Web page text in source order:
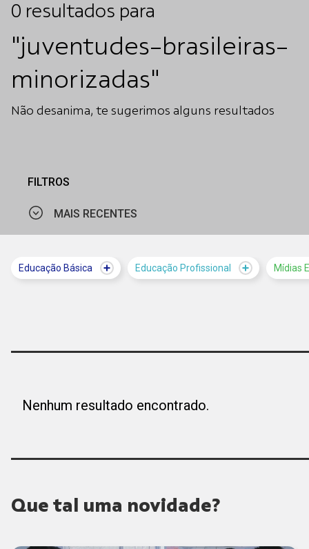
0 resultados para
"juventudes-brasileiras-
minorizadas"
Não desanima, te sugerimos alguns resultados
FILTROS
MAIS RECENTES
Educação Básica Educação Profissional Mídias
Nenhum resultado encontrado.
Que tal uma novidade?